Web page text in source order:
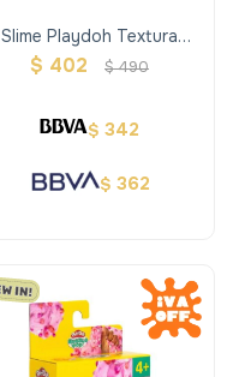
Slime Playdoh Textura
Butter Mix 2 Colores
$ 402 $490
$ 342
$ 362